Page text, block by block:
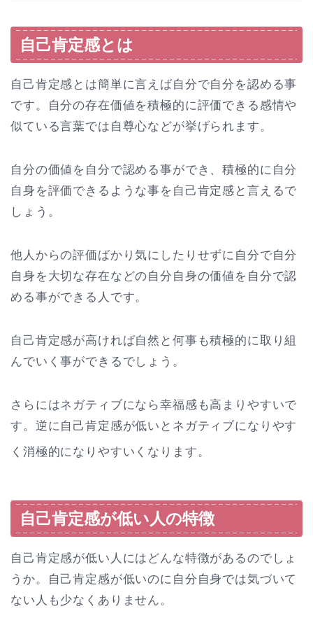
自己肯定感とは
自己肯定感とは簡単に言えば自分で自分を認める事
です。自分の存在価値を積極的に評価できる感情や
似ている言葉では自尊心などが挙げられます。
自分の価値を自分で認める事ができ、積極的に自分
自身を評価できるような事を自己肯定感と言えるで
しょう。
他人からの評価ばかり気にしたりせずに自分で自分
自身を大切な存在などの自分自身の価値を自分で認
める事ができる人です。
自己肯定感が高ければ自然と何事も積極的に取り組
んでいく事ができるでしょう。
さらにはネガティブになら幸福感も高まりやすいで
す。逆に自己肯定感が低いとネガティブになりやす
く消極的になりやすいくなります。
自己肯定感が低い人の特徴
自己肯定感が低い人にはどんな特徴があるのでしょ
うか。自己肯定感が低いのに自分自身では気づいて
ない人も少なくありません。